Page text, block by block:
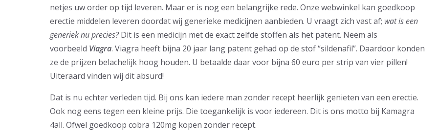
netjes uw order op tijd leveren. Maar er is nog een belangrijke rede. Onze webwinkel kan goedkoop
erectie middelen leveren doordat wij generieke medicijnen aanbieden. U vraagt zich vast af; wat is een
generiek nu precies?Dit is een medicijn met de exact zelfde stoffen als het patent. Neem als
voorbeeld Viagra. Viagra heeft bijna 20 jaar lang patent gehad op de stof “sildenafil”. Daardoor konden
ze de prijzen belachelijk hoog houden. U betaalde daar voor bijna 60 euro per strip van vier pillen!
Uiteraard vinden wij dit absurd!
Dat is nu echter verleden tijd. Bij ons kan iedere man zonder recept heerlijk genieten van een erectie.
Ook nog eens tegen een kleine prijs. Die toegankelijk is voor iedereen. Dit is ons motto bij Kamagra
4all. Ofwel goedkoop cobra 120mg kopen zonder recept.